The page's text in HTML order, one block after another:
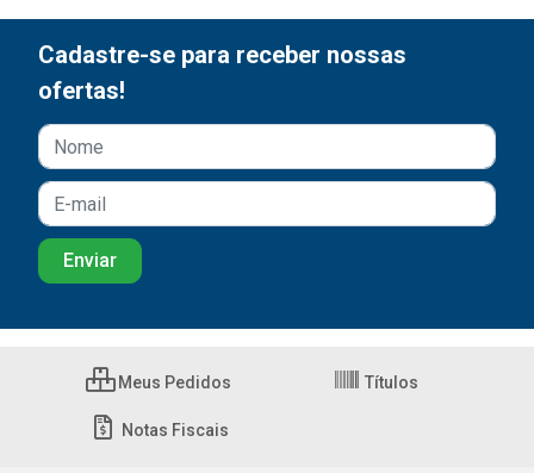
Cadastre-se para receber nossas
ofertas!
Meus Pedidos Títulos
Notas Fiscais